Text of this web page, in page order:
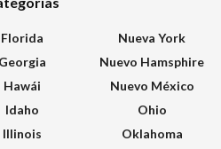
Florida
Georgia
Hawái
Idaho
Illinois
Nueva York
Nuevo Hamsphire
Nuevo México
Ohio
Oklahoma